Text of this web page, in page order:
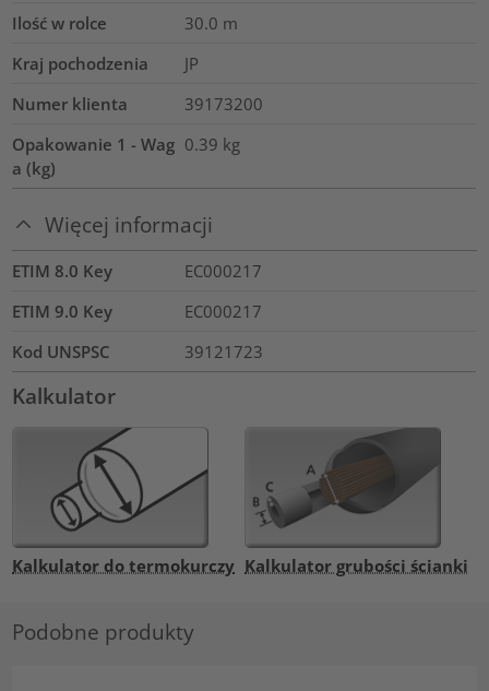
Ilość w rolce
30.0 m
Kraj pochodzenia
JP
Numer klienta
39173200
Opakowanie 1 - Wag
a (kg)
0.39 kg
Więcej informacji
ETIM 8.0 Key
EC000217
ETIM 9.0 Key
EC000217
Kod UNSPSC
39121723
Kalkulator
Kalkulator do termokurczy Kalkulator grubości ścianki
Podobne produkty